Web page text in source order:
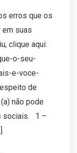
erros que os
em suas
clique aqui:
o-seu-
e-voce-
de
não pode
sociais. 1 –